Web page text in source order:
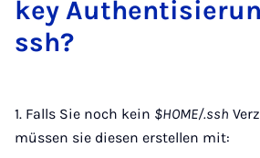
key
ssh?
1. Falls Sie noch kein $HOME/.ssh
müssen sie diesen erstellen mit: